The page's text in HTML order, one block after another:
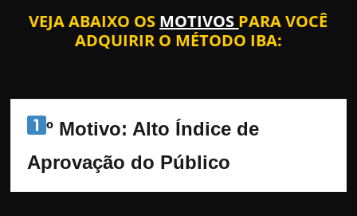
VEJA ABAIXO OS MOTIVOS PARA VOCÊ
ADQUIRIR O MÉTODO IBA:
º Motivo: Alto Índice de
Aprovação do Público